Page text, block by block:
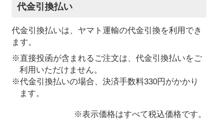
代金引換払い
代金引換払いは、ヤマト運輸の代金引換を利用でき
ます。
※直接投函が含まれるご注文は、代金引換払いをご
利用いただけません。
※代金引換払いの場合、決済手数料330円がかかり
ます。
※表示価格はすべて税込価格です。